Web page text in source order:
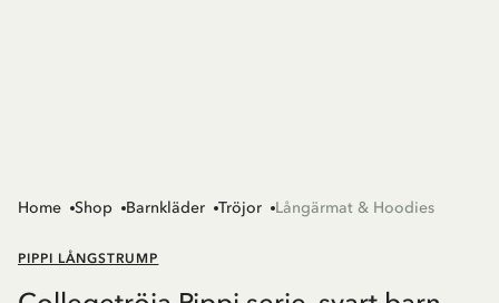
Home Shop Barnkläder Tröjor Långärmat & Hoodies
PIPPI LÅNGSTRUMP